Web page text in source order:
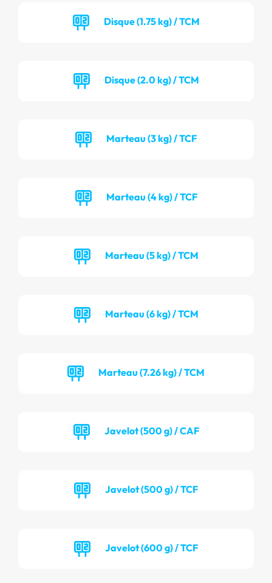
Disque (1.75 kg) / TCM
Disque (2.0 kg) / TCM
Marteau (3 kg) / TCF
Marteau (4 kg) / TCF
Marteau (5 kg) / TCM
Marteau (6 kg) / TCM
Marteau (7.26 kg) / TCM
Javelot (500 g) / CAF
Javelot (500 g) / TCF
Javelot (600 g) / TCF